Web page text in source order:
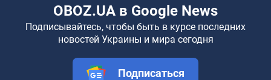
OBOZ.UA в Google News
Подписывайтесь, чтобы быть в курсе последних
новостей Украины и мира сегодня
Подписаться